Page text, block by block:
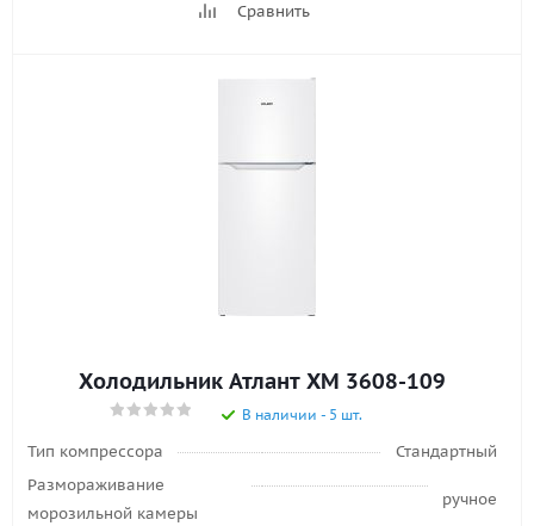
Сравнить
Холодильник Атлант ХМ 3608-109
В наличии - 5 шт.
Тип компрессора
Стандартный
Размораживание
морозильной камеры
ручное